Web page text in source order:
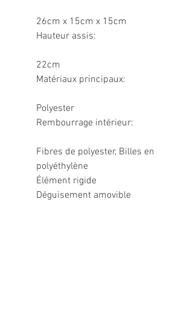
26cm x 15cm x 15cm
Hauteur assis:
22cm
Matériaux principaux:
Polyester
Rembourrage intérieur:
Fibres de polyester, Billes en
polyéthylène
Élément rigide
Déguisement amovible